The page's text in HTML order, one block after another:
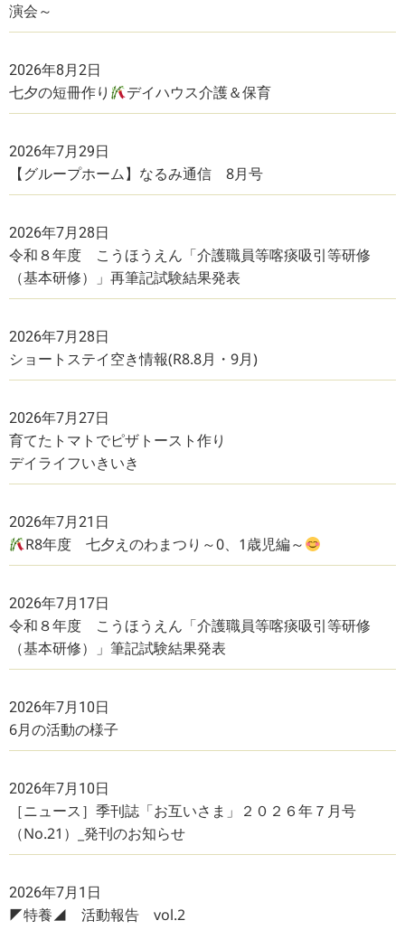
演会～
2026年8月2日
七夕の短冊作り デイハウス介護＆保育
2026年7月29日
【グループホーム】なるみ通信 8月号
2026年7月28日
令和８年度 こうほうえん「介護職員等喀痰吸引等研修
（基本研修）」再筆記試験結果発表
2026年7月28日
ショートステイ空き情報(R8.8月・9月)
2026年7月27日
育てたトマトでピザトースト作り
デイライフいきいき
2026年7月21日
R8年度 七夕えのわまつり～0、1歳児編～
2026年7月17日
令和８年度 こうほうえん「介護職員等喀痰吸引等研修
（基本研修）」筆記試験結果発表
2026年7月10日
6月の活動の様子
2026年7月10日
［ニュース］季刊誌「お互いさま」２０２６年７月号
（No.21）_発刊のお知らせ
2026年7月1日
◤特養◢ 活動報告 vol.2